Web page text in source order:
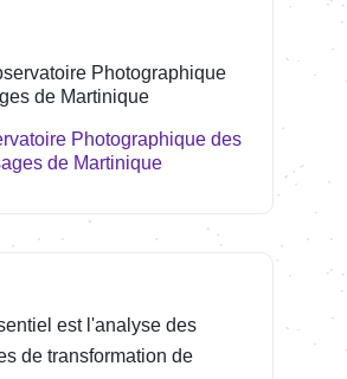
Photographique
de Martinique
Photographique des
de Martinique
est l'analyse des
de transformation de